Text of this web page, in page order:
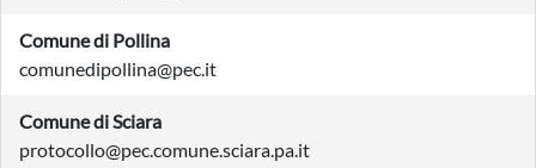
Comune di Pollina
comunedipollina@pec.it
Comune di Sciara
protocollo@pec.comune.sciara.pa.it